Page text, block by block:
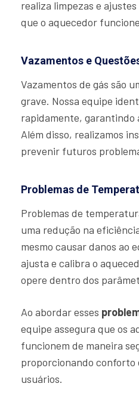
realiza limpezas e
que o aquecedor
Vazamentos e
Vazamentos de gás são
grave. Nossa equipe
rapidamente, garantindo
Além disso, realizamos
prevenir futuros
Problemas de
Problemas de
uma redução na
mesmo causar danos ao
ajusta e calibra o
opere dentro dos
Ao abordar esses
equipe assegura que os
funcionem de maneira
proporcionando conforto
usuários.